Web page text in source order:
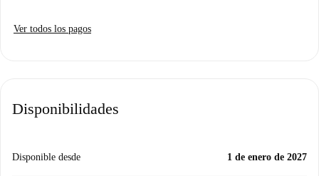
Ver todos los pagos
Disponibilidades
Disponible desde 1 de enero de 2027